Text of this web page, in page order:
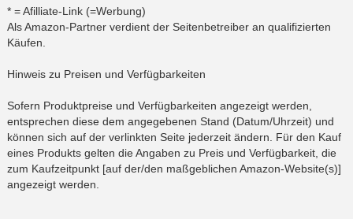
* = Afilliate-Link (=Werbung)
Als Amazon-Partner verdient der Seitenbetreiber an qualifizierten
Käufen.
Hinweis zu Preisen und Verfügbarkeiten
Sofern Produktpreise und Verfügbarkeiten angezeigt werden,
entsprechen diese dem angegebenen Stand (Datum/Uhrzeit) und
können sich auf der verlinkten Seite jederzeit ändern. Für den Kauf
eines Produkts gelten die Angaben zu Preis und Verfügbarkeit, die
zum Kaufzeitpunkt [auf der/den maßgeblichen Amazon-Website(s)]
angezeigt werden.